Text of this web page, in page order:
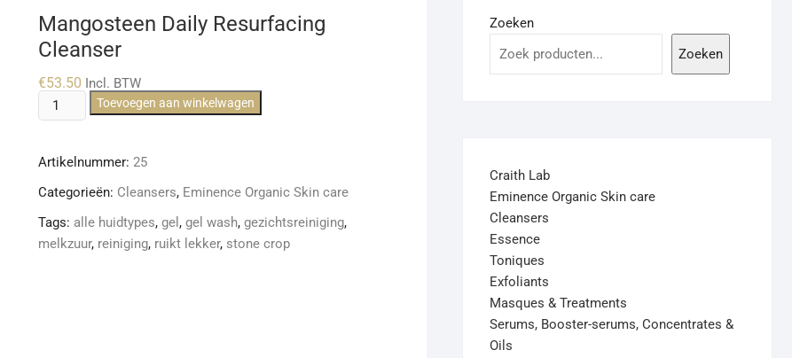
Mangosteen Daily Resurfacing
Cleanser
€53.50 Incl. BTW
Mangosteen
Daily
Cleanser
aantal
Toevoegen aan winkelwagen
Artikelnummer: 25
Categorieën: Cleansers, Eminence Organic Skin care
Tags: alle huidtypes, gel , gel wash, gezichtsreiniging,
melkzuur, reiniging, ruikt lekker, stone crop
Zoeken
Zoeken
Craith Lab
Eminence Organic Skin care
Cleansers
Essence
Toniques
Exfoliants
Masques & Treatments
Serums, Booster-serums, Concentrates &
Oils